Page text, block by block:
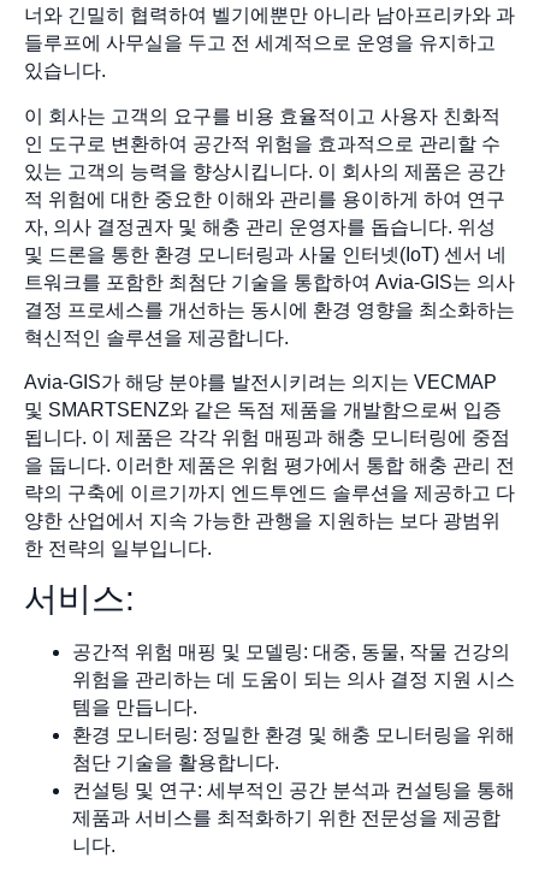
너와 긴밀히 협력하여 벨기에뿐만 아니라 남아프리카와 과
들루프에 사무실을 두고 전 세계적으로 운영을 유지하고
있습니다.
이 회사는 고객의 요구를 비용 효율적이고 사용자 친화적
인 도구로 변환하여 공간적 위험을 효과적으로 관리할 수
있는 고객의 능력을 향상시킵니다. 이 회사의 제품은 공간
적 위험에 대한 중요한 이해와 관리를 용이하게 하여 연구
자, 의사 결정권자 및 해충 관리 운영자를 돕습니다. 위성
및 드론을 통한 환경 모니터링과 사물 인터넷(IoT) 센서 네
트워크를 포함한 최첨단 기술을 통합하여 Avia-GIS는 의사
결정 프로세스를 개선하는 동시에 환경 영향을 최소화하는
혁신적인 솔루션을 제공합니다.
Avia-GIS가 해당 분야를 발전시키려는 의지는 VECMAP
및 SMARTSENZ와 같은 독점 제품을 개발함으로써 입증
됩니다. 이 제품은 각각 위험 매핑과 해충 모니터링에 중점
을 둡니다. 이러한 제품은 위험 평가에서 통합 해충 관리 전
략의 구축에 이르기까지 엔드투엔드 솔루션을 제공하고 다
양한 산업에서 지속 가능한 관행을 지원하는 보다 광범위
한 전략의 일부입니다.
서비스:
공간적 위험 매핑 및 모델링: 대중, 동물, 작물 건강의
위험을 관리하는 데 도움이 되는 의사 결정 지원 시스
템을 만듭니다.
환경 모니터링: 정밀한 환경 및 해충 모니터링을 위해
첨단 기술을 활용합니다.
컨설팅 및 연구: 세부적인 공간 분석과 컨설팅을 통해
제품과 서비스를 최적화하기 위한 전문성을 제공합
니다.